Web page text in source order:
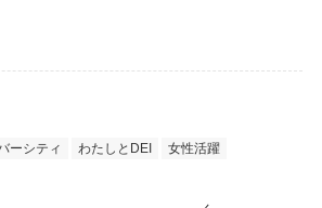
ーシティ わたしとDEI 女性活躍